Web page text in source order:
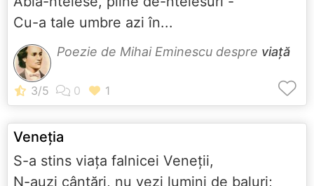
Cu-a tale umbre azi în...
Poezie de Mihai Eminescu despre viață
Veneţia
S-a stins viaţa falnicei Veneţii,
N-auzi cântări, nu vezi lumini de baluri;